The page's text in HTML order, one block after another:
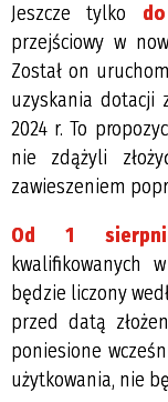
Jeszcze tylko
przejściowy w
Został on
uzyskania dotacji
2024 r. To
nie zdążyli
zawieszeniem
Od 1
kwalifikowanych
będzie liczony
przed datą
poniesione
użytkowania, nie